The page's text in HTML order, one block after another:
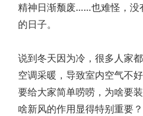
精神日渐颓废……也难怪，没
的日子。
说到冬天因为冷，很多人家
空调采暖，导致室内空气不
要给大家简单唠唠，为啥要
啥新风的作用显得特别重要？